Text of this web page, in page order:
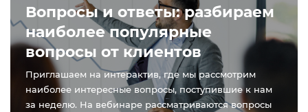
Вопросы и ответы: разбираем
наиболее популярные
вопросы от клиентов
Приглашаем на интерактив, где мы рассмотрим
наиболее интересные вопросы, поступившие к нам
за неделю. На вебинаре рассматриваются вопросы